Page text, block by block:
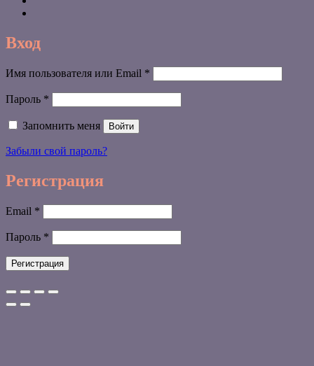
Вход
Имя пользователя или Email *
Пароль *
Запомнить меня Войти
Забыли свой пароль?
Регистрация
Email *
Пароль *
Регистрация